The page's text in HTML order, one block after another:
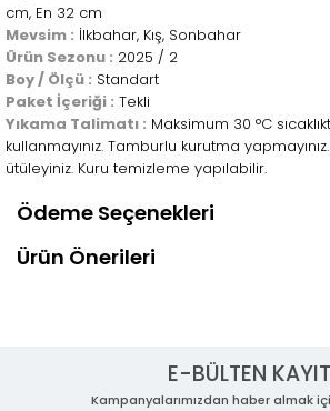
cm, En 32 cm
Mevsim : İlkbahar, Kış, Sonbahar
Ürün Sezonu : 2025 / 2
Boy / Ölçü : Standart
Paket İçeriği : Tekli
Yıkama Talimatı : Maksimum 30 °C
kullanmayınız. Tamburlu kurutma
ütüleyiniz. Kuru temizleme yapılabilir.
Ödeme Seçenekleri
Ürün Önerileri
E-BÜLTEN KAYIT
Kampanyalarımızdan haber almak